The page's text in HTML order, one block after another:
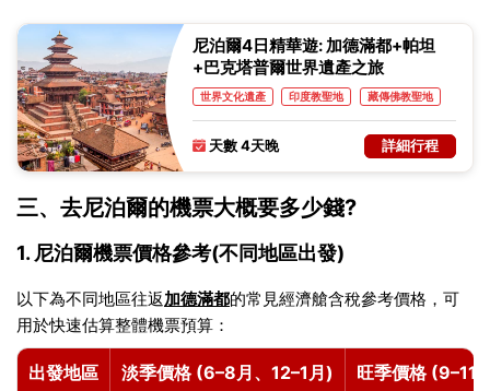
尼泊爾4日精華遊: 加德滿都+帕坦
+巴克塔普爾世界遺產之旅
世界文化遺產 印度教聖地
藏傳佛教聖地
建築
古城
天數 4天晚 詳細行程
三、去尼泊爾的機票大概要多少錢?
1. 尼泊爾機票價格參考(不同地區出發)
以下為不同地區往返加德滿都的常見經濟艙含稅參考價格，可
用於快速估算整體機票預算：
出發地區 淡季價格 (6–8月、12–1月) 旺季價格 (9–11